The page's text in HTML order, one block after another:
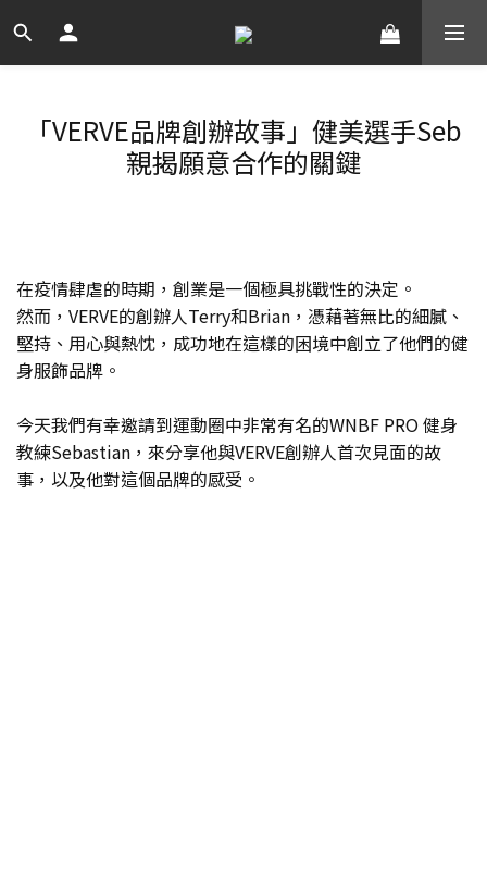
「VERVE品牌創辦故事」健美選手Seb
親揭願意合作的關鍵
在疫情肆虐的時期，創業是一個極具挑戰性的決定。
然而，VERVE的創辦人Terry和Brian，憑藉著無比的細膩、
堅持、用心與熱忱，成功地在這樣的困境中創立了他們的健
身服飾品牌。
今天我們有幸邀請到運動圈中非常有名的WNBF PRO 健身
教練Sebastian，來分享他與VERVE創辦人首次見面的故
事，以及他對這個品牌的感受。